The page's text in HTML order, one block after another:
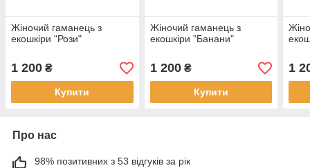
Жіночий гаманець з
екошкіри "Рози"
1 200 ₴
Купити
Жіночий гаманець з
екошкіри "Банани"
1 200₴
Купити
1
Про нас
98% позитивних з 53 відгуків за рік